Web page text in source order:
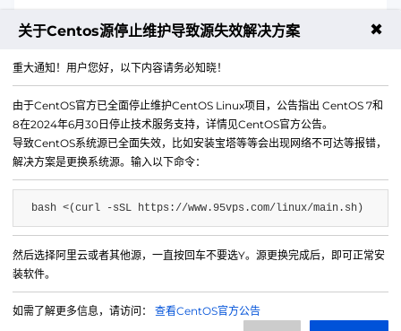
下一篇：企业服务器租用全指南：选型策略与成本优化方案 | 数
微信公众号
IDC/ISP证号 B1-20214840
关于Centos源停止维护导致源失效解决方案 ✖
重大通知！用户您好，以下内容请务必知晓！
由于CentOS官方已全面停止维护CentOS Linux项目，公告指出 CentOS 7和
8在2024年6月30日停止技术服务支持，详情见CentOS官方公告。
导致CentOS系统源已全面失效，比如安装宝塔等等会出现网络不可达等报错，
解决方案是更换系统源。输入以下命令：
bash <(curl -sSL https://www.95vps.com/linux/main.sh)
然后选择阿里云或者其他源，一直按回车不要选Y。源更换完成后，即可正常安
装软件。
如需了解更多信息，请访问： 查看CentOS官方公告